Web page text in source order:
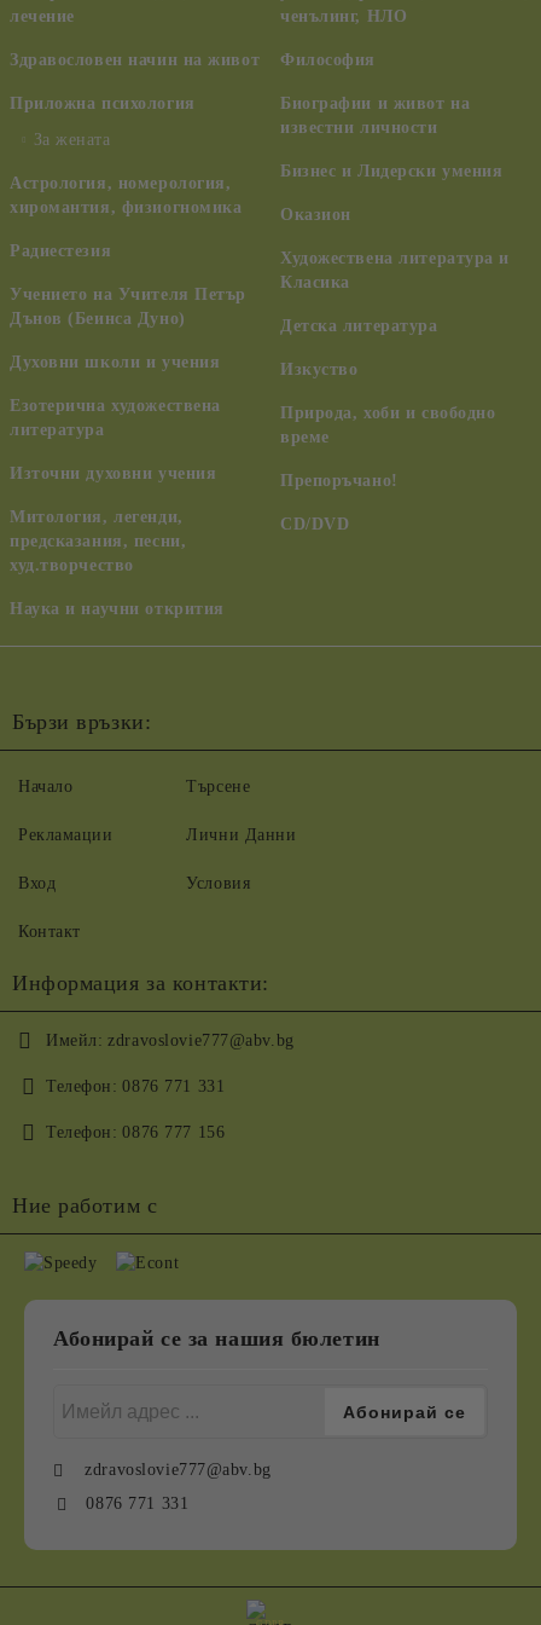
лечение
Здравословен начин на живот
Приложна психология
За жената
Астрология, номерология,
хиромантия, физиогномика
Радиестезия
Учението на Учителя Петър
Дънов (Беинса Дуно)
Духовни школи и учения
Езотерична художествена
литература
Източни духовни учения
Митология, легенди,
предсказания, песни,
худ.творчество
Наука и научни открития
ченълинг, НЛО
Философия
Биографии и живот на
известни личности
Бизнес и Лидерски умения
Оказион
Художествена литература и
Класика
Детска литература
Изкуство
Природа, хоби и свободно
време
Препоръчано!
CD/DVD
Бързи връзки:
Начало
Рекламации
Вход
Контакт
Търсене
Лични Данни
Условия
Информация за контакти:
Имейл: zdravoslovie777@abv.bg
Телефон: 0876 771 331
Телефон: 0876 777 156
Ние работим с
Абонирай се за нашия бюлетин
zdravoslovie777@abv.bg
0876 771 331